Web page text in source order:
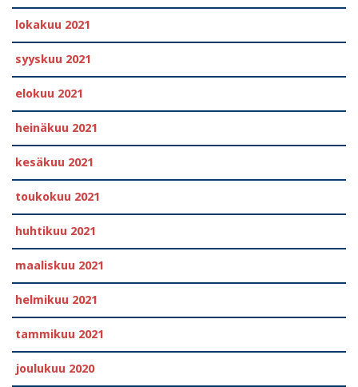
lokakuu 2021
syyskuu 2021
elokuu 2021
heinäkuu 2021
kesäkuu 2021
toukokuu 2021
huhtikuu 2021
maaliskuu 2021
helmikuu 2021
tammikuu 2021
joulukuu 2020